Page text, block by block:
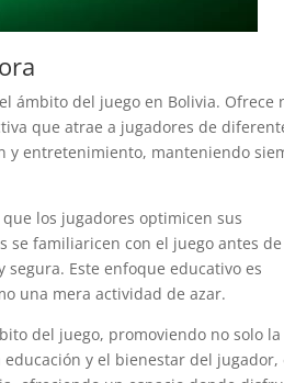
ámbito del juego en Bolivia. Ofrece
que atrae a jugadores de
y entretenimiento, manteniendo
los jugadores optimicen sus
se familiaricen con el juego antes de
Este enfoque educativo es
una mera actividad de azar.
del juego, promoviendo no solo la
y el bienestar del jugador,